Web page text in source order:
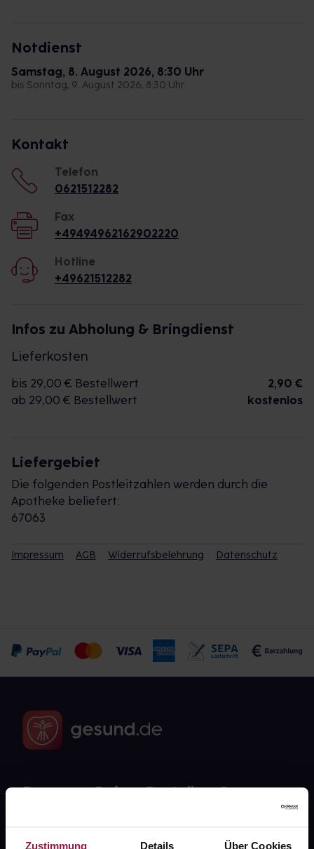
Zustimmung Details Über Cookies
Notdienst
Samstag, 8. August 2026, 8:30 Uhr
bis Sonntag, 9. August 2026, 8:30 Uhr
Kontakt
Telefon
0621512282
Fax
+49494962162902220
Hotline
+49621512282
Infos zu Abholung & Bringdienst
Lieferkosten
bis 29,00 € Bestellwert
2,90 €
ab 29,00 € Bestellwert
kostenlos
Liefergebiet
Die folgenden Postleitzahlen werden durch die
Apotheke beliefert:
67063
Impressum AGB Widerrufsbelehrung Datenschutz
Fragen zu Deiner Bestellung?